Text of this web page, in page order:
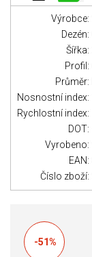
Výrobce:
Dezén:
Šířka:
Profil:
Průměr:
Nosnostní index:
Rychlostní index:
DOT:
Vyrobeno:
EAN:
Číslo zboží:
-51%